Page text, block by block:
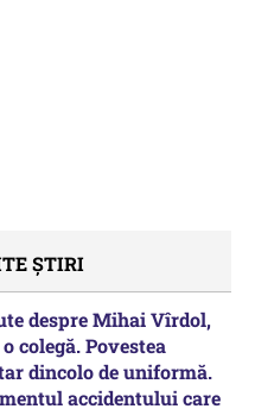
ȘTIRI
despre Mihai Vîrdol,
colegă. Povestea
dincolo de uniformă.
accidentului care